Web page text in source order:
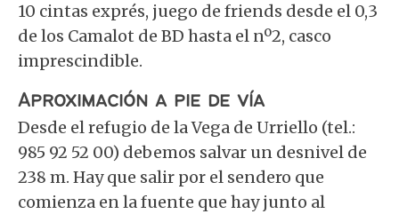
10 cintas exprés, juego de friends desde el 0,3
de los Camalot de BD hasta el nº2, casco
imprescindible.
Aproximación a pie de vía
Desde el refugio de la Vega de Urriello (tel.:
985 92 52 00) debemos salvar un desnivel de
238 m. Hay que salir por el sendero que
comienza en la fuente que hay junto al